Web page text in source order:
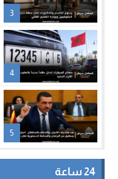
3
4
5
24 ساعة